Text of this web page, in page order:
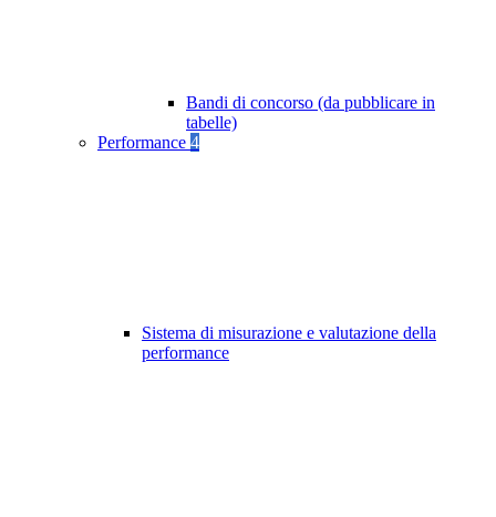
Bandi di concorso (da pubblicare in
tabelle)
Performance 4
Sistema di misurazione e valutazione della
performance